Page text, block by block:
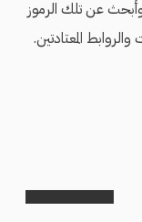
عن تلك الرموز
المعتادتين.